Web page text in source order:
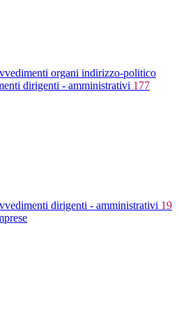
organi indirizzo-politico
dirigenti - amministrativi 177
dirigenti - amministrativi 19